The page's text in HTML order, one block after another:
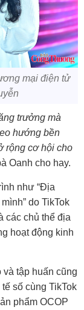
mại điện tử
trưởng mà
hướng bền
rộng cơ hội cho
Oanh cho hay.
như “Địa
do TikTok
các chủ thể địa
hoạt động kinh
tập huấn cũng
số cùng TikTok
phẩm OCOP